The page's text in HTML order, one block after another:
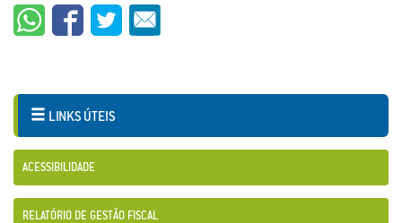
LINKS ÚTEIS
ACESSIBILIDADE
RELATÓRIO DE GESTÃO FISCAL